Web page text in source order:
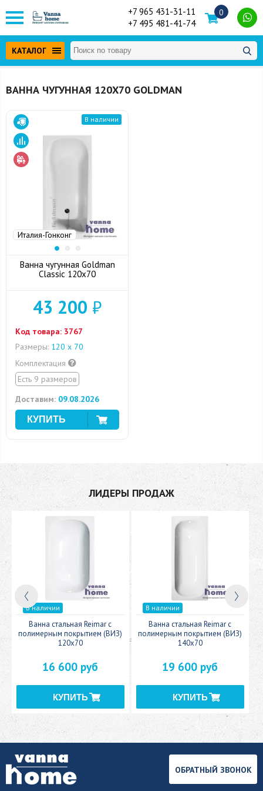
+7 965 431-31-11
+7 495 481-41-74
0
КАТАЛОГ
ВАННА ЧУГУННАЯ 120Х70 GOLDMAN
Италия-Гонконг
В наличии
Ванна чугунная Goldman
Classic 120х70
43 200 ₽
Код товара: 3767
Размеры: 120 х 70
Комплектация
Есть 9 размеров
Доставим: 09.08.2026
ЛИДЕРЫ ПРОДАЖ
В наличии
Ванна стальная Reimar с
полимерным покрытием (ВИЗ)
120x70
16 600 руб
В наличии
Ванна стальная Reimar с
полимерным покрытием (ВИЗ)
140x70
19 600 руб
ОБРАТНЫЙ ЗВОНОК